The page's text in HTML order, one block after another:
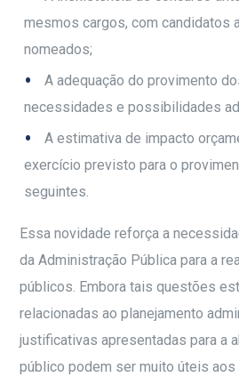
mesmos cargos, com candidatos
nomeados;
A adequação do provimento
necessidades e possibilidades
A estimativa de impacto
exercício previsto para o
seguintes.
Essa novidade reforça a
da Administração Pública para a
públicos. Embora tais questões
relacionadas ao planejamento
justificativas apresentadas para a
público podem ser muito úteis aos